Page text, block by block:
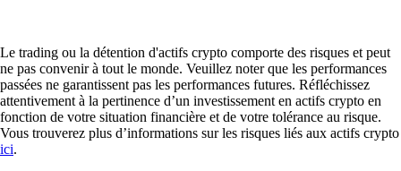
Le trading ou la détention d'actifs crypto comporte des risques et peut
ne pas convenir à tout le monde. Veuillez noter que les performances
passées ne garantissent pas les performances futures. Réfléchissez
attentivement à la pertinence d’un investissement en actifs crypto en
fonction de votre situation financière et de votre tolérance au risque.
Vous trouverez plus d’informations sur les risques liés aux actifs crypto
ici.